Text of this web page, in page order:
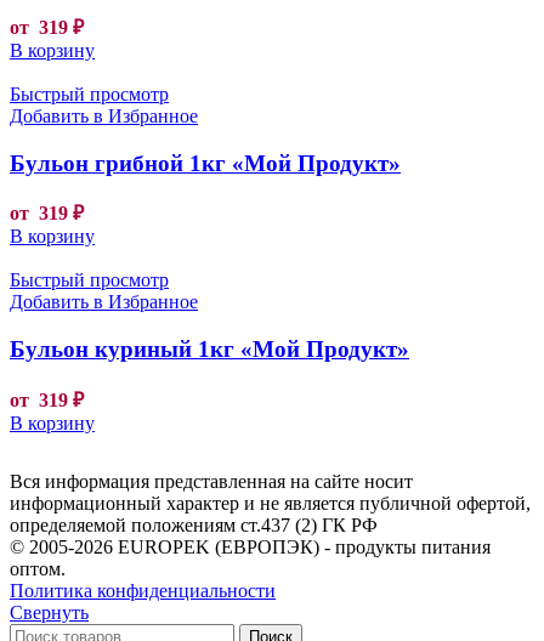
от 319 ₽
В корзину
Быстрый просмотр
Добавить в Избранное
Бульон грибной 1кг «Мой Продукт»
от 319 ₽
В корзину
Быстрый просмотр
Добавить в Избранное
Бульон куриный 1кг «Мой Продукт»
от 319 ₽
В корзину
Вся информация представленная на сайте носит
информационный характер и не является публичной офертой,
определяемой положениям ст.437 (2) ГК РФ
© 2005-2026 EUROPEK (ЕВРОПЭК) - продукты питания
оптом.
Политика конфиденциальности
Свернуть
Поиск